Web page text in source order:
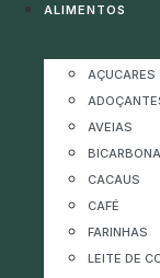
ALIMENTOS
AÇUCARES
AVEIAS
CACAUS
CAFÉ
FARINHAS
LEITE DE